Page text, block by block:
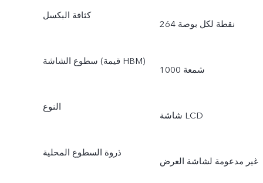
كثافة البكسل
264 نقطة لكل بوصة
سطوع الشاشة (قيمة HBM)
1000 شمعة
النوع
شاشة LCD
ذروة السطوع المحلية
غير مدعومة لشاشة العرض